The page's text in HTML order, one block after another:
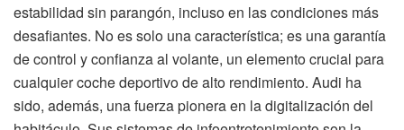
estabilidad sin parangón, incluso en las condiciones más
desafiantes. No es solo una característica; es una garantía
de control y confianza al volante, un elemento crucial para
cualquier coche deportivo de alto rendimiento. Audi ha
sido, además, una fuerza pionera en la digitalización del